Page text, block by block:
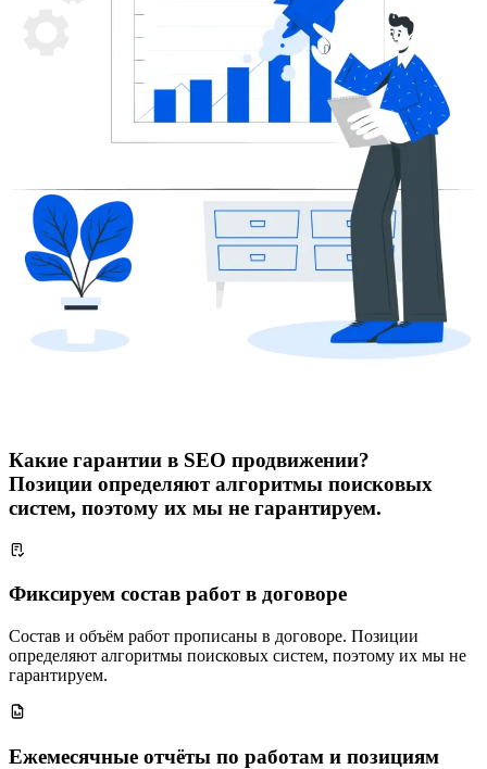
Какие гарантии в SEO продвижении?
Позиции определяют алгоритмы поисковых
систем, поэтому их мы не гарантируем.
Фиксируем состав работ в договоре
Состав и объём работ прописаны в договоре. Позиции
определяют алгоритмы поисковых систем, поэтому их мы не
гарантируем.
Ежемесячные отчёты по работам и позициям